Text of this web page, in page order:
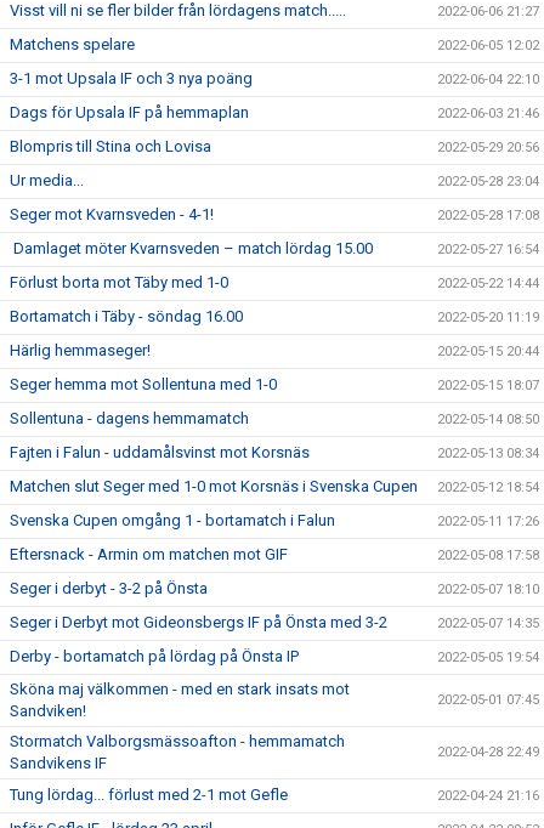
Visst vill ni se fler bilder från lördagens match..... 2022-06-06 21:27
Matchens spelare 2022-06-05 12:02
3-1 mot Upsala IF och 3 nya poäng 2022-06-04 22:10
Dags för Upsala IF på hemmaplan 2022-06-03 21:46
Blompris till Stina och Lovisa 2022-05-29 20:56
Ur media... 2022-05-28 23:04
Seger mot Kvarnsveden - 4-1! 2022-05-28 17:08
Damlaget möter Kvarnsveden – match lördag 15.00 2022-05-27 16:54
Förlust borta mot Täby med 1-0 2022-05-22 14:44
Bortamatch i Täby - söndag 16.00 2022-05-20 11:19
Härlig hemmaseger! 2022-05-15 20:44
Seger hemma mot Sollentuna med 1-0 2022-05-15 18:07
Sollentuna - dagens hemmamatch 2022-05-14 08:50
Fajten i Falun - uddamålsvinst mot Korsnäs 2022-05-13 08:34
Matchen slut Seger med 1-0 mot Korsnäs i Svenska Cupen 2022-05-12 18:54
Svenska Cupen omgång 1 - bortamatch i Falun 2022-05-11 17:26
Eftersnack - Armin om matchen mot GIF 2022-05-08 17:58
Seger i derbyt - 3-2 på Önsta 2022-05-07 18:10
Seger i Derbyt mot Gideonsbergs IF på Önsta med 3-2 2022-05-07 14:35
Derby - bortamatch på lördag på Önsta IP 2022-05-05 19:54
Sköna maj välkommen - med en stark insats mot
Sandviken!
2022-05-01 07:45
Stormatch Valborgsmässoafton - hemmamatch
Sandvikens IF
2022-04-28 22:49
Tung lördag... förlust med 2-1 mot Gefle 2022-04-24 21:16